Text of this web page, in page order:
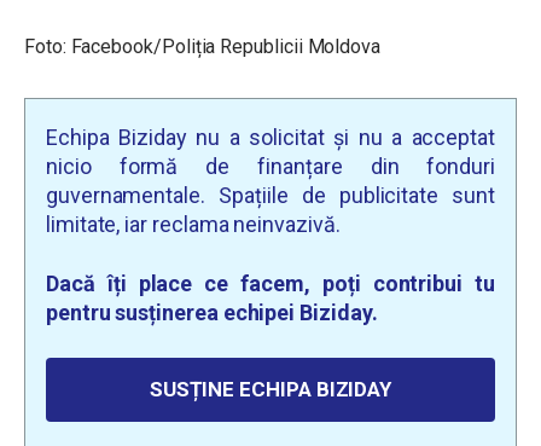
Foto: Facebook/Poliția Republicii Moldova
Echipa Biziday nu a solicitat și nu a acceptat
nicio formă de finanțare din fonduri
guvernamentale. Spațiile de publicitate sunt
limitate, iar reclama neinvazivă.
Dacă îți place ce facem, poți contribui tu
pentru susținerea echipei Biziday.
SUSȚINE ECHIPA BIZIDAY